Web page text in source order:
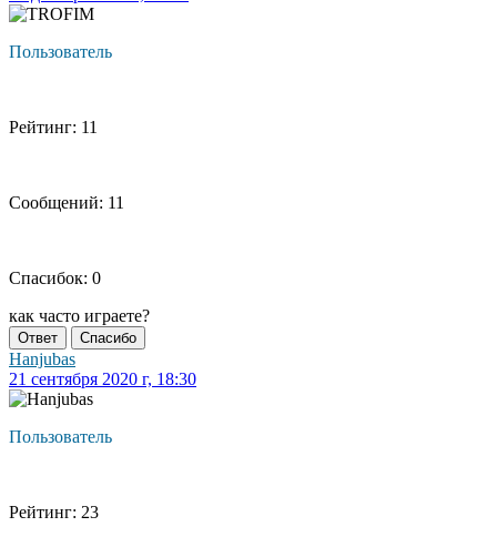
Пользователь
Рейтинг: 11
Сообщений: 11
Спасибок: 0
как часто играете?
Ответ Спасибо
Hanjubas
21 сентября 2020 г, 18:30
Пользователь
Рейтинг: 23